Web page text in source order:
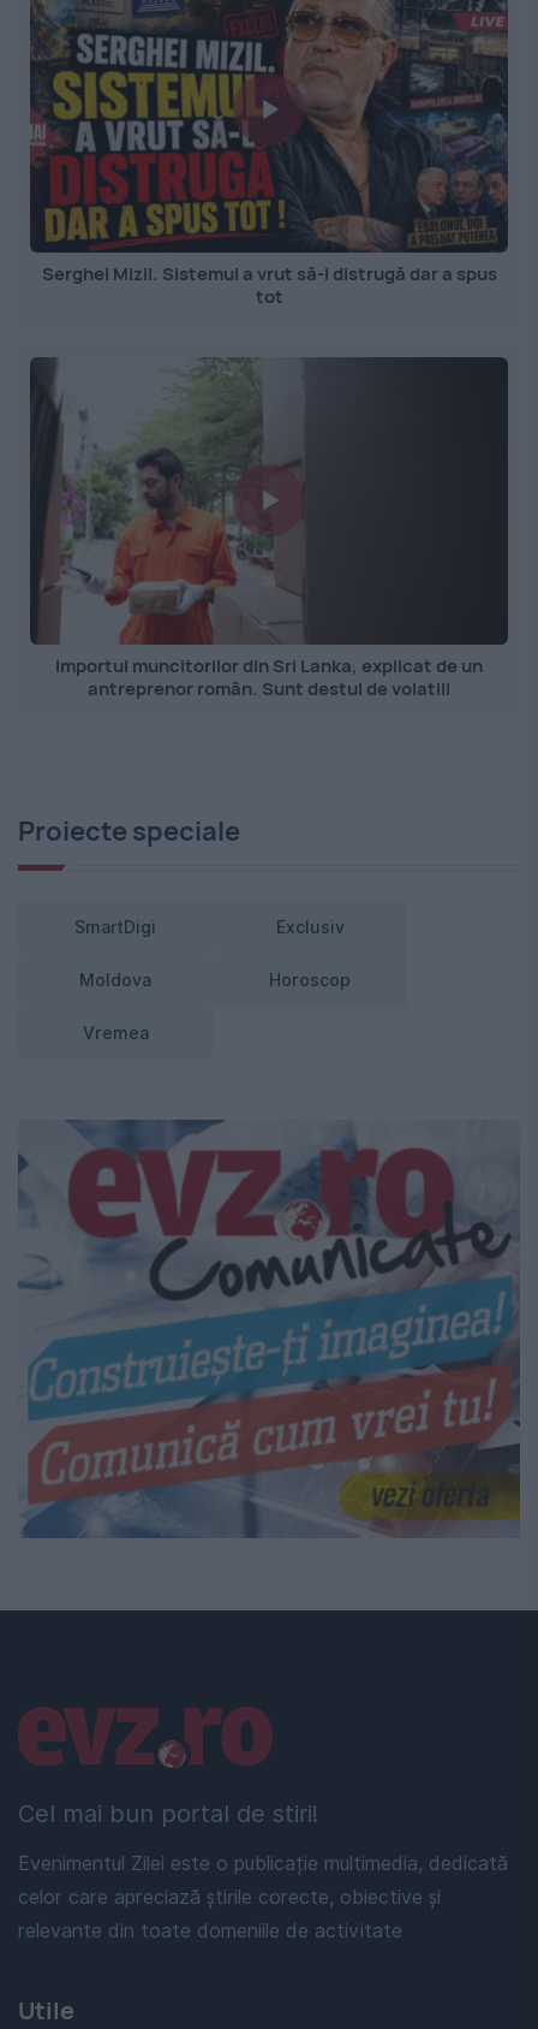
Serghei Mizil. Sistemul a vrut să-l distrugă dar a spus
tot
Importul muncitorilor din Sri Lanka, explicat de un
antreprenor român. Sunt destul de volatili
Proiecte speciale
SmartDigi Exclusiv
Moldova Horoscop
Vremea
Cel mai bun portal de stiri!
Evenimentul Zilei este o publicație multimedia, dedicată
celor care apreciază știrile corecte, obiective și
relevante din toate domeniile de activitate
Linkuri utile
Utile